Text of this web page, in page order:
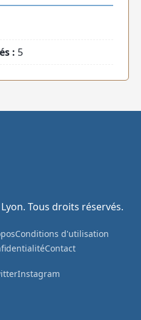
: 5
Tous droits réservés.
Conditions d'utilisation
Contact
Instagram